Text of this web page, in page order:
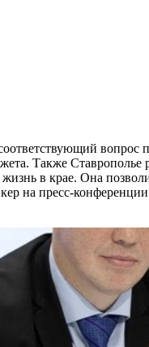
вопрос
Также Ставрополье
в крае. Она
на пресс-